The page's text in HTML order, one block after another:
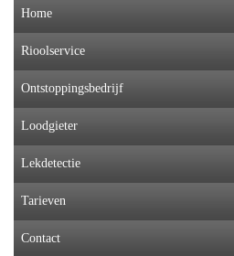
Home
Rioolservice
Ontstoppingsbedrijf
Loodgieter
Lekdetectie
Tarieven
Contact